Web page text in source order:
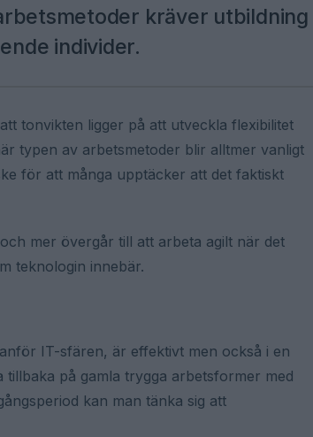
kräver utbildning
individer.
tonvikten ligger på att utveckla flexibilitet
typen av arbetsmetoder blir alltmer vanligt
för att många upptäcker att det faktiskt
mer övergår till att arbeta agilt när det
teknologin innebär.
IT-sfären, är effektivt men också i en
på gamla trygga arbetsformer med
kan man tänka sig att